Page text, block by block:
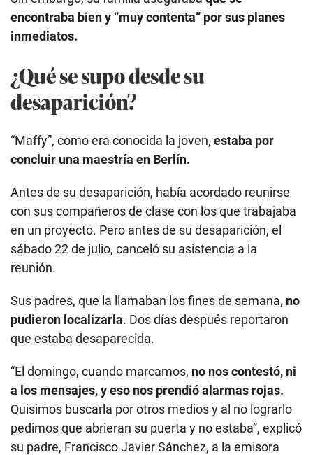
encontraba bien y “muy contenta” por sus planes
inmediatos.
¿Qué se supo desde su
desaparición?
“Maffy”, como era conocida la joven, estaba por
concluir una maestría en Berlín.
Antes de su desaparición, había acordado reunirse
con sus compañeros de clase con los que trabajaba
en un proyecto. Pero antes de su desaparición, el
sábado 22 de julio, canceló su asistencia a la
reunión.
Sus padres, que la llamaban los fines de semana, no
pudieron localizarla. Dos días después reportaron
que estaba desaparecida.
“El domingo, cuando marcamos, no nos contestó, ni
a los mensajes, y eso nos prendió alarmas rojas.
Quisimos buscarla por otros medios y al no lograrlo
pedimos que abrieran su puerta y no estaba”, explicó
su padre, Francisco Javier Sánchez, a la emisora